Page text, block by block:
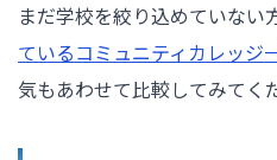
まだ学校を絞り込めていない
ているコミュニティカレッジ
気もあわせて比較してみてく